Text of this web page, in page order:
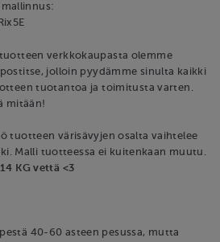
mallinnus:
verkkokaupasta olemme
jolloin pyydämme sinulta kaikki
tuotantoa ja toimitusta varten.
mitään!
tuotteen värisävyjen osalta vaihtelee
Malli tuotteessa ei kuitenkaan muutu.
KG vettä <3
40-60 asteen pesussa, mutta